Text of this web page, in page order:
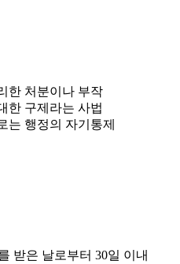
한 처분이나 부작
한 구제라는 사법
는 행정의 자기통제
받은 날로부터 30일 이내